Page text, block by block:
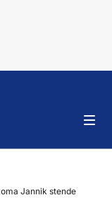
Jannik stende